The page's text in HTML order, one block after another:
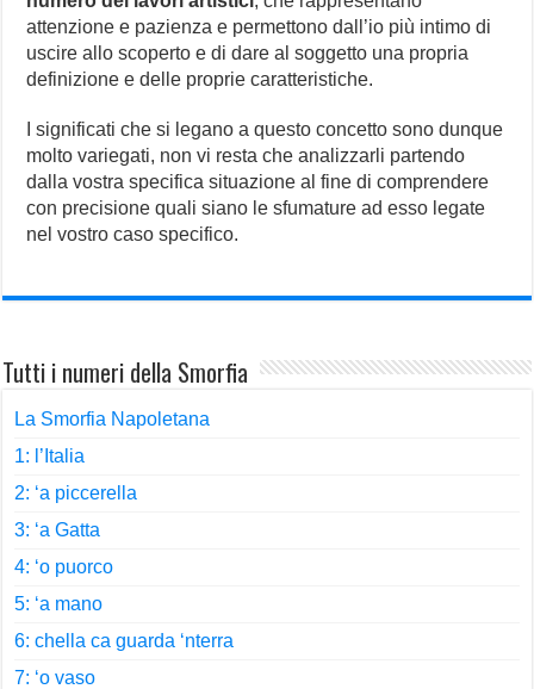
attenzione e pazienza e permettono dall’io più intimo di
uscire allo scoperto e di dare al soggetto una propria
definizione e delle proprie caratteristiche.
I significati che si legano a questo concetto sono dunque
molto variegati, non vi resta che analizzarli partendo
dalla vostra specifica situazione al fine di comprendere
con precisione quali siano le sfumature ad esso legate
nel vostro caso specifico.
Tutti i numeri della Smorfia
La Smorfia Napoletana
1: l’Italia
2: ‘a piccerella
3: ‘a Gatta
4: ‘o puorco
5: ‘a mano
6: chella ca guarda ‘nterra
7: ‘o vaso